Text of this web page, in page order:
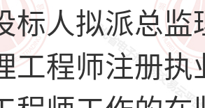
标人拟派总
工程师注册